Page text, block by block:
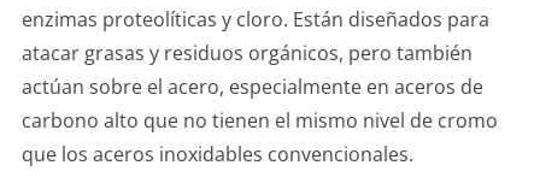
enzimas proteolíticas y cloro. Están diseñados para
atacar grasas y residuos orgánicos, pero también
actúan sobre el acero, especialmente en aceros de
carbono alto que no tienen el mismo nivel de cromo
que los aceros inoxidables convencionales.